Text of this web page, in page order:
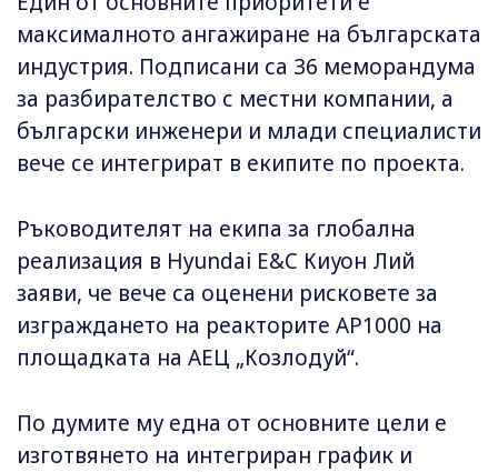
максималното ангажиране на българската
индустрия. Подписани са 36 меморандума
за разбирателство с местни компании, а
български инженери и млади специалисти
вече се интегрират в екипите по проекта.
Ръководителят на екипа за глобална
реализация в Hyundai E&C Киуон Лий
заяви, че вече са оценени рисковете за
изграждането на реакторите AP1000 на
площадката на АЕЦ „Козлодуй“.
По думите му една от основните цели е
изготвянето на интегриран график и